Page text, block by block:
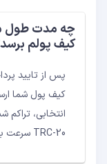
چه مدت طول
کیف پولم
پس از تایید
کیف پول شما
انتخابی، تراکم
TRC-20 سرعت بالاتری نسبت به ERC-20 دارد.